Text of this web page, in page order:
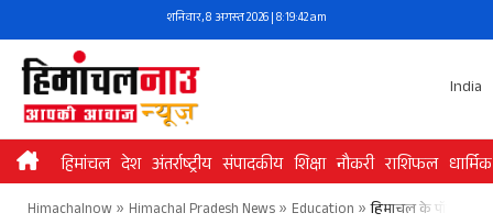
to
content
शनिवार, 8 अगस्त 2026 | 8:19:42 am
India
हिमांचल देश अंतर्राष्ट्रीय संपादकीय शिक्षा नौकरी राशिफल धार्मिक
Himachalnow» Himachal Pradesh News» Education » हिमाचल के